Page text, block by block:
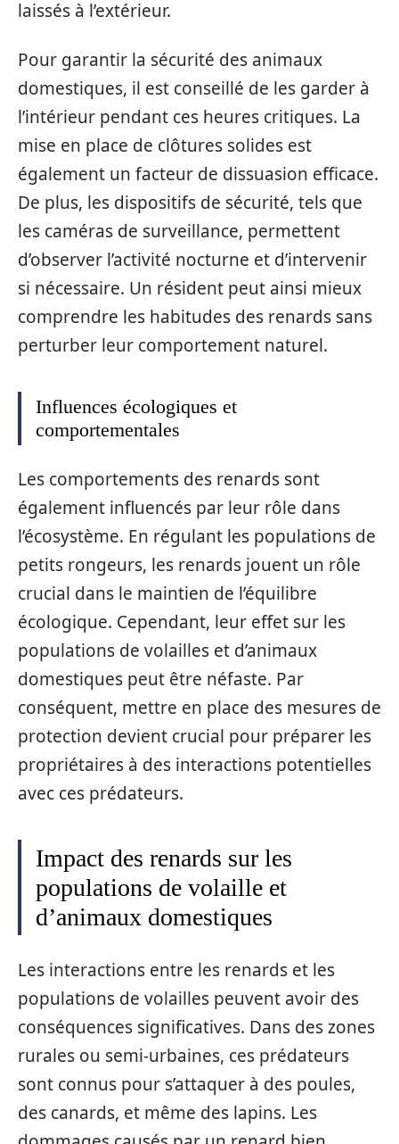
laissés à l’extérieur.
Pour garantir la sécurité des animaux
domestiques, il est conseillé de les garder à
l’intérieur pendant ces heures critiques. La
mise en place de clôtures solides est
également un facteur de dissuasion efficace.
De plus, les dispositifs de sécurité, tels que
les caméras de surveillance, permettent
d’observer l’activité nocturne et d’intervenir
si nécessaire. Un résident peut ainsi mieux
comprendre les habitudes des renards sans
perturber leur comportement naturel.
Influences écologiques et
comportementales
Les comportements des renards sont
également influencés par leur rôle dans
l’écosystème. En régulant les populations de
petits rongeurs, les renards jouent un rôle
crucial dans le maintien de l’équilibre
écologique. Cependant, leur effet sur les
populations de volailles et d’animaux
domestiques peut être néfaste. Par
conséquent, mettre en place des mesures de
protection devient crucial pour préparer les
propriétaires à des interactions potentielles
avec ces prédateurs.
Impact des renards sur les
populations de volaille et
d’animaux domestiques
Les interactions entre les renards et les
populations de volailles peuvent avoir des
conséquences significatives. Dans des zones
rurales ou semi-urbaines, ces prédateurs
sont connus pour s’attaquer à des poules,
des canards, et même des lapins. Les